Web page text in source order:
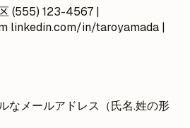
(555) 123-4567 |
linkedin.com/in/taroyamada |
なメールアドレス（氏名.姓の形